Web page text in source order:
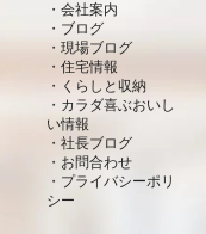
会社案内
ブログ
現場ブログ
住宅情報
くらしと収納
カラダ喜ぶおいし
い情報
社長ブログ
お問合わせ
プライバシーポリ
シー